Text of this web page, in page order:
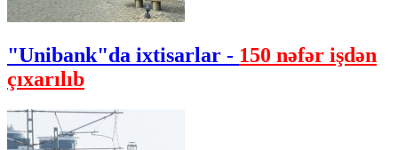
"Unibank"da ixtisarlar - 150 nəfər işdən
çıxarılıb